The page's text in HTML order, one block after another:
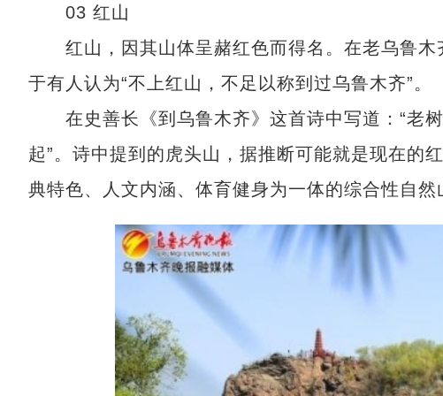
03 红山
红山，因其山体呈赭红色而得名。在老乌鲁木
于有人认为“不上红山，不足以称到过乌鲁木齐”。
在史善长《到乌鲁木齐》这首诗中写道：“老
起”。诗中提到的虎头山，据推断可能就是现在的
典特色、人文内涵、体育健身为一体的综合性自然